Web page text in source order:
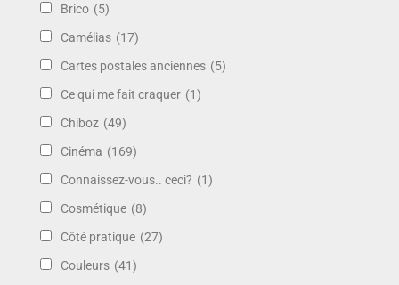
Brico (5)
Camélias (17)
Cartes postales anciennes (5)
Ce qui me fait craquer (1)
Chiboz (49)
Cinéma (169)
Connaissez-vous.. ceci? (1)
Cosmétique (8)
Côté pratique (27)
Couleurs (41)